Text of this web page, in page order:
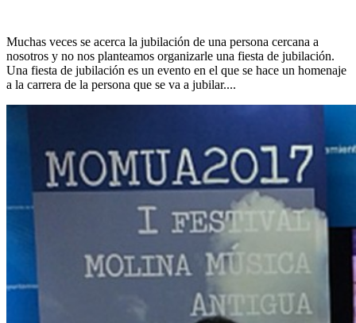
Muchas veces se acerca la jubilación de una persona cercana a
nosotros y no nos planteamos organizarle una fiesta de jubilación.
Una fiesta de jubilación es un evento en el que se hace un homenaje
a la carrera de la persona que se va a jubilar....